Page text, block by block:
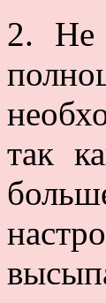
2. Не
так